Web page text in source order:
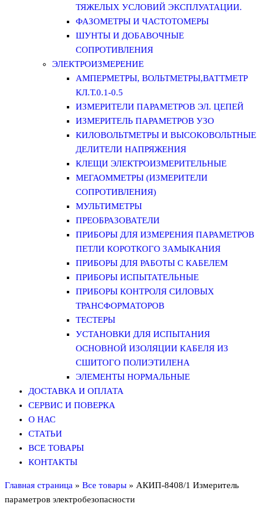
ТЯЖЕЛЫХ УСЛОВИЙ ЭКСПЛУАТАЦИИ.
ФАЗОМЕТРЫ И ЧАСТОТОМЕРЫ
ШУНТЫ И ДОБАВОЧНЫЕ
СОПРОТИВЛЕНИЯ
ЭЛЕКТРОИЗМЕРЕНИЕ
АМПЕРМЕТРЫ, ВОЛЬТМЕТРЫ,ВАТТМЕТР
КЛ.Т.0.1-0.5
ИЗМЕРИТЕЛИ ПАРАМЕТРОВ ЭЛ. ЦЕПЕЙ
ИЗМЕРИТЕЛЬ ПАРАМЕТРОВ УЗО
КИЛОВОЛЬТМЕТРЫ И ВЫСОКОВОЛЬТНЫЕ
ДЕЛИТЕЛИ НАПРЯЖЕНИЯ
КЛЕЩИ ЭЛЕКТРОИЗМЕРИТЕЛЬНЫЕ
МЕГАОММЕТРЫ (ИЗМЕРИТЕЛИ
СОПРОТИВЛЕНИЯ)
МУЛЬТИМЕТРЫ
ПРЕОБРАЗОВАТЕЛИ
ПРИБОРЫ ДЛЯ ИЗМЕРЕНИЯ ПАРАМЕТРОВ
ПЕТЛИ КОРОТКОГО ЗАМЫКАНИЯ
ПРИБОРЫ ДЛЯ РАБОТЫ С КАБЕЛЕМ
ПРИБОРЫ ИСПЫТАТЕЛЬНЫЕ
ПРИБОРЫ КОНТРОЛЯ СИЛОВЫХ
ТРАНСФОРМАТОРОВ
ТЕСТЕРЫ
УСТАНОВКИ ДЛЯ ИСПЫТАНИЯ
ОСНОВНОЙ ИЗОЛЯЦИИ КАБЕЛЯ ИЗ
СШИТОГО ПОЛИЭТИЛЕНА
ЭЛЕМЕНТЫ НОРМАЛЬНЫЕ
ДОСТАВКА И ОПЛАТА
СЕРВИС И ПОВЕРКА
О НАС
СТАТЬИ
ВСЕ ТОВАРЫ
КОНТАКТЫ
Главная страница » Все товары » АКИП-8408/1 Измеритель
параметров электробезопасности